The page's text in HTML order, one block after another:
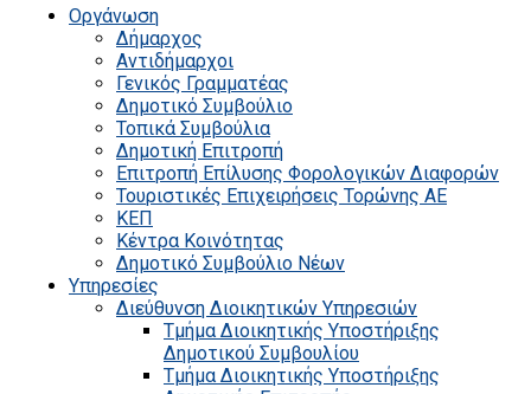
Οργάνωση
Δήμαρχος
Αντιδήμαρχοι
Γενικός Γραμματέας
Δημοτικό Συμβούλιο
Τοπικά Συμβούλια
Δημοτική Επιτροπή
Επιτροπή Επίλυσης Φορολογικών Διαφορών
Τουριστικές Επιχειρήσεις Τορώνης ΑΕ
ΚΕΠ
Κέντρα Κοινότητας
Δημοτικό Συμβούλιο Νέων
Υπηρεσίες
Διεύθυνση Διοικητικών Υπηρεσιών
Τμήμα Διοικητικής Υποστήριξης
Δημοτικού Συμβουλίου
Τμήμα Διοικητικής Υποστήριξης